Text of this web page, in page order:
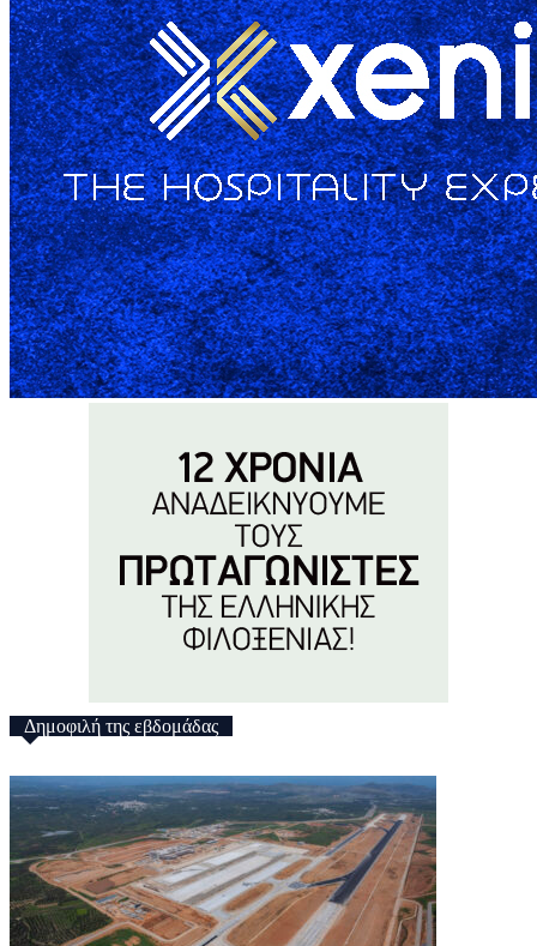
Δημοφιλή της εβδομάδας